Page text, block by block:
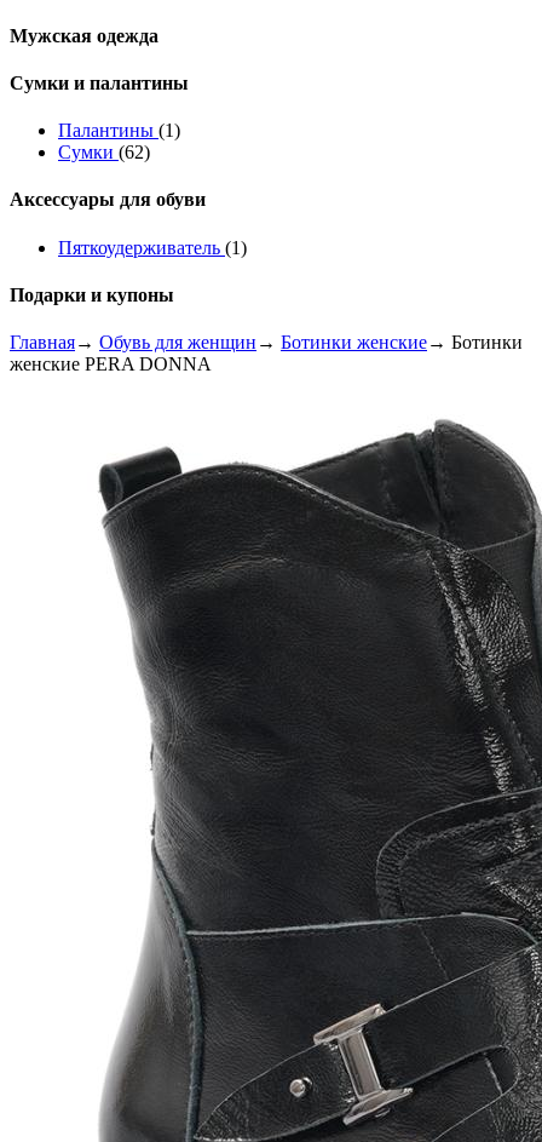
Мужская одежда
Сумки и палантины
Палантины (1)
Сумки (62)
Аксессуары для обуви
Пяткоудерживатель (1)
Подарки и купоны
Главная→ Обувь для женщин → Ботинки женские→ Ботинки
женские PERA DONNA